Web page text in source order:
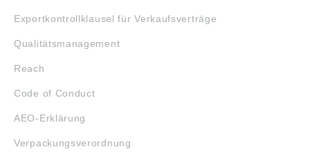
Exportkontrollklausel für Verkaufsverträge
Qualitätsmanagement
Reach
Code of Conduct
AEO-Erklärung
Verpackungsverordnung